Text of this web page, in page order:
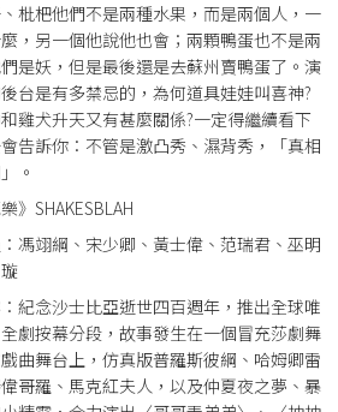
枇杷他們不是兩種水果，而是兩個人，一
，另一個他說他也會；兩顆鴨蛋也不是兩
是妖，但是最後還是去蘇州賣鴨蛋了。演
台是有多禁忌的，為何道具娃娃叫喜神?
雞犬升天又有甚麼關係?一定得繼續看下
告訴你：不管是激凸秀、濕背秀，「真相
。
》SHAKESBLAH
馮翊綱、宋少卿、黃士偉、范瑞君、巫明
紀念沙士比亞逝世四百週年，推出全球唯
劇按幕分段，故事發生在一個冒充莎劇舞
曲舞台上，仿真版普羅斯彼綱、哈姆卿雷
哥羅、馬克紅夫人，以及仲夏夜之夢、暴